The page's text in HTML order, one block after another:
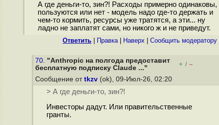
А где деньги-то, зин?! Расходы примерно одинаковы,
пользуются или нет - модель надо где-то держать и
чем-то кормить, ресурсы уже тратятся, а эти... ну
ладно не заплатят сами, но никого ж и не приведут.
Ответить Правка| Наверх Cообщить модератору
70. "Anthropic на полгода предоставит
бесплатную подписку Claude ..."
+ / –
Сообщение от tkzv (ok), 09-Июл-26, 02:20
> А где деньги-то, зин?!
Инвесторы дадут. Или правительственные
гранты.